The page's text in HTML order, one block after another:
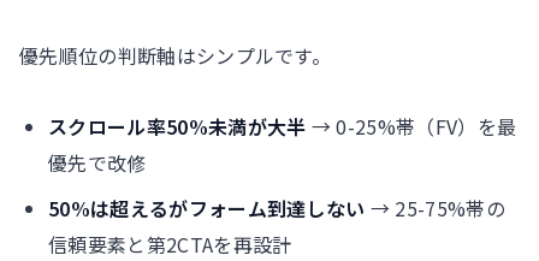
優先順位の判断軸はシンプルです。
スクロール率50%未満が大半 → 0-25%帯（FV）を最
優先で改修
50%は超えるがフォーム到達しない → 25-75%帯の
信頼要素と第2CTAを再設計